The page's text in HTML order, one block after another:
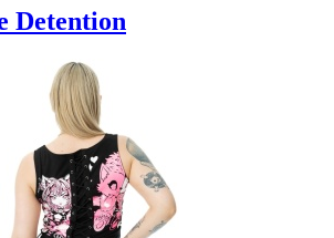
Detention